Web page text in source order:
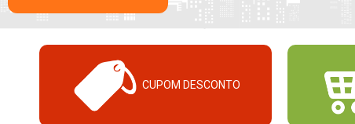
CUPOM DESCONTO